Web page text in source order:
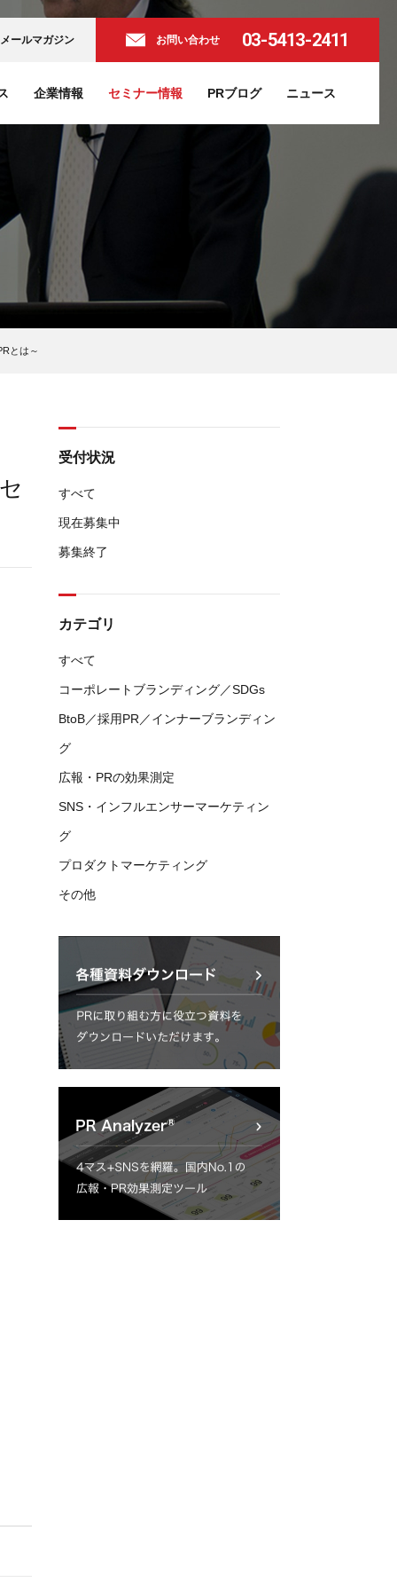
企業情報 セミナー情報 PRブログ ニュース
メールマガジン お問い合わせ 03-5413-2411
とは～
受付状況
すべて
現在募集中
募集終了
カテゴリ
すべて
コーポレートブランディング／SDGs
BtoB／採用PR／インナーブランディン
グ
広報・PRの効果測定
SNS・インフルエンサーマーケティン
グ
プロダクトマーケティング
その他